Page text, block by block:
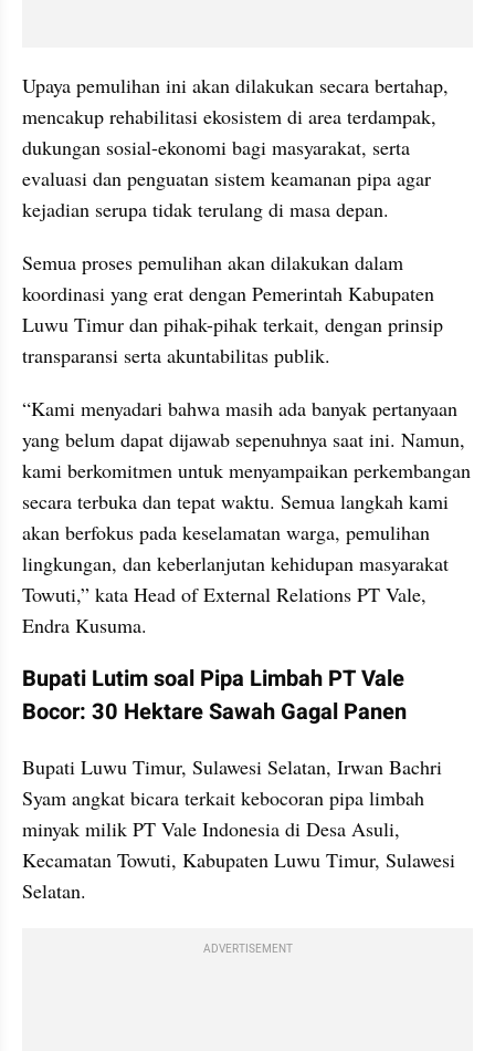
Upaya pemulihan ini akan dilakukan secara bertahap,
mencakup rehabilitasi ekosistem di area terdampak,
dukungan sosial-ekonomi bagi masyarakat, serta
evaluasi dan penguatan sistem keamanan pipa agar
kejadian serupa tidak terulang di masa depan.
Semua proses pemulihan akan dilakukan dalam
koordinasi yang erat dengan Pemerintah Kabupaten
Luwu Timur dan pihak-pihak terkait, dengan prinsip
transparansi serta akuntabilitas publik.
“Kami menyadari bahwa masih ada banyak pertanyaan
yang belum dapat dijawab sepenuhnya saat ini. Namun,
kami berkomitmen untuk menyampaikan perkembangan
secara terbuka dan tepat waktu. Semua langkah kami
akan berfokus pada keselamatan warga, pemulihan
lingkungan, dan keberlanjutan kehidupan masyarakat
Towuti,” kata Head of External Relations PT Vale,
Endra Kusuma.
Bupati Lutim soal Pipa Limbah PT Vale
Bocor: 30 Hektare Sawah Gagal Panen
Bupati Luwu Timur, Sulawesi Selatan, Irwan Bachri
Syam angkat bicara terkait kebocoran pipa limbah
minyak milik PT Vale Indonesia di Desa Asuli,
Kecamatan Towuti, Kabupaten Luwu Timur, Sulawesi
Selatan.
ADVERTISEMENT